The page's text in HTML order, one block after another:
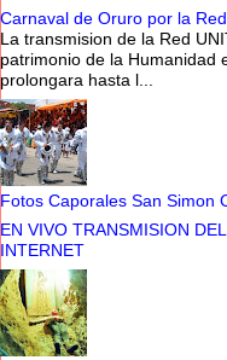
Carnaval de Oruro por la
La transmision de la Red
patrimonio de la Humanidad
prolongara hasta l...
Fotos Caporales San Simon
EN VIVO TRANSMISION
INTERNET